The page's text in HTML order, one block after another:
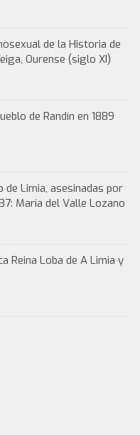
de la Historia de
Ourense (siglo XI)
de Randín en 1889
de Limia, asesinadas por
María del Valle Lozano
Reina Loba de A Limia y